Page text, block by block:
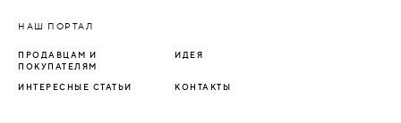
НАШ ПОРТАЛ
ПРОДАВЦАМ И
ПОКУПАТЕЛЯМ
ИДЕЯ
ИНТЕРЕСНЫЕ СТАТЬИ КОНТАКТЫ